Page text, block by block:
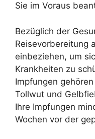
Sie im Voraus
Bezüglich der
Reisevorbereitung
einbeziehen, um
Krankheiten zu
Impfungen
Tollwut und
Ihre Impfungen
Wochen vor der